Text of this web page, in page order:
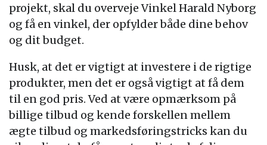
projekt, skal du overveje Vinkel Harald Nyborg
og få en vinkel, der opfylder både dine behov
og dit budget.
Husk, at det er vigtigt at investere i de rigtige
produkter, men det er også vigtigt at få dem
til en god pris. Ved at være opmærksom på
billige tilbud og kende forskellen mellem
ægte tilbud og markedsføringstricks kan du